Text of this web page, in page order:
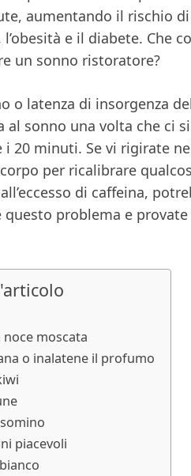
aumentando il rischio
e il diabete. Che
un sonno ristoratore?
o latenza di insorgenza
al sonno una volta che ci
i 20 minuti. Se vi rigirate
per ricalibrare
di caffeina,
questo problema e
moscata
o inalatene il profumo
piacevoli